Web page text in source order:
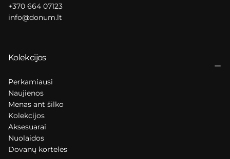
+370 664 07123
info@donum.lt
Kolekcijos
Perkamiausi
Naujienos
Menas ant šilko
Kolekcijos
Aksesuarai
Nuolaidos
Dovanų kortelės